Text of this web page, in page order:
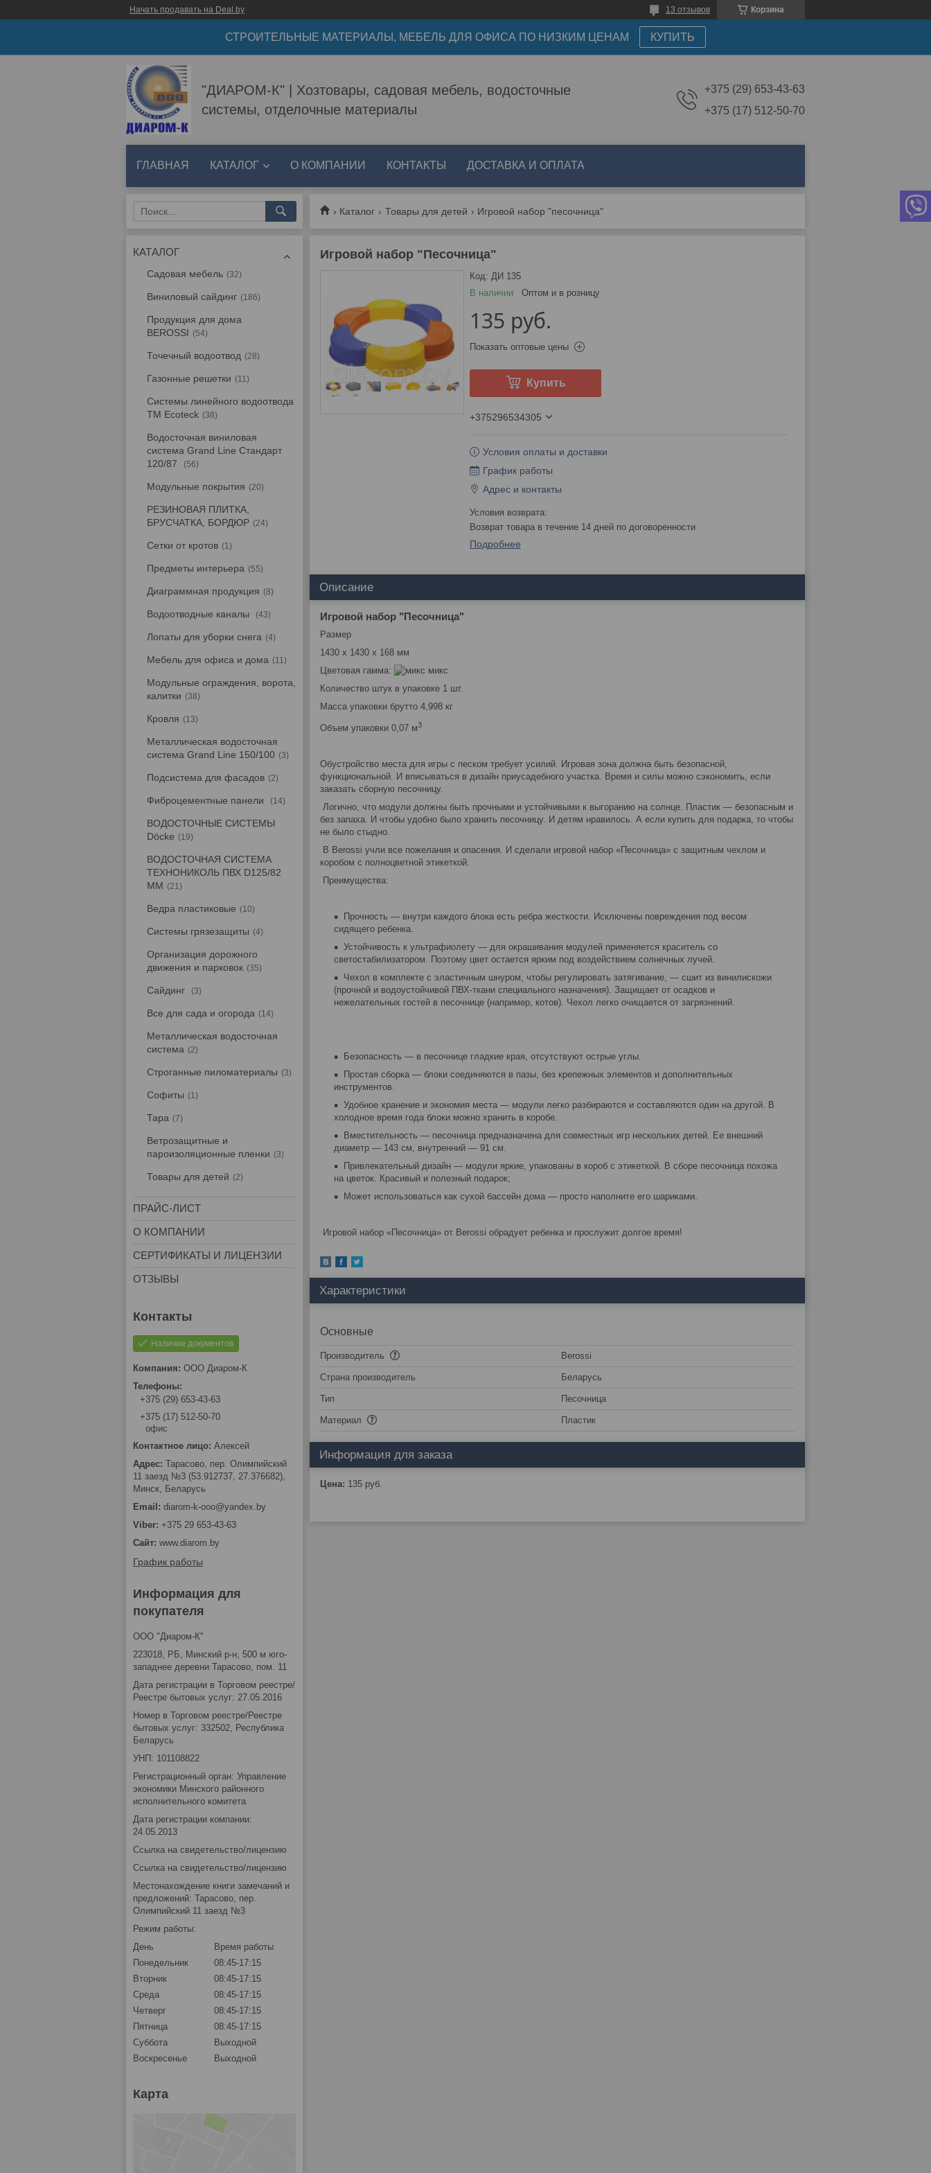
Начать продавать на Deal.by Корзина
13 отзывов
СТРОИТЕЛЬНЫЕ МАТЕРИАЛЫ, МЕБЕЛЬ ДЛЯ ОФИСА ПО НИЗКИМ ЦЕНАМ КУПИТЬ
"ДИАРОМ-К" | Хозтовары, садовая мебель, водосточные
системы, отделочные материалы
+375 (29) 653-43-63
+375 (17) 512-50-70
ГЛАВНАЯ КАТАЛОГ О КОМПАНИИ КОНТАКТЫ ДОСТАВКА И ОПЛАТА
Каталог Товары для детей Игровой набор "песочница"
Игровой набор "Песочница"
В наличии Оптом и в розницу
Код: ДИ 135
135 руб.
Показать оптовые цены
Купить
+375296534305
Условия оплаты и доставки
График работы
Адрес и контакты
возврат товара в течение 14 дней по договоренности
Подробнее
Описание
Игровой набор "Песочница"
Размер
1430 х 1430 х 168 мм
Цветовая гамма:
микс
Количество штук в упаковке 1 шт.
Масса упаковки брутто 4,998 кг
Объем упаковки 0,07 м3
Обустройство места для игры с песком требует усилий. Игровая зона должна быть безопасной,
функциональной. И вписываться в дизайн приусадебного участка. Время и силы можно сэкономить, если
заказать сборную песочницу.
Логично, что модули должны быть прочными и устойчивыми к выгоранию на солнце. Пластик — безопасным и
без запаха. И чтобы удобно было хранить песочницу. И детям нравилось. А если купить для подарка, то чтобы
не было стыдно.
В Berossi учли все пожелания и опасения. И сделали игровой набор «Песочница» с защитным чехлом и
коробом с полноцветной этикеткой.
Преимущества:
Прочность — внутри каждого блока есть ребра жесткости. Исключены повреждения под весом
сидящего ребенка.
Устойчивость к ультрафиолету — для окрашивания модулей применяется краситель со
светостабилизатором. Поэтому цвет остается ярким под воздействием солнечных лучей.
Чехол в комплекте с эластичным шнуром, чтобы регулировать затягивание, — сшит из винилискожи
(прочной и водоустойчивой ПВХ-ткани специального назначения). Защищает от осадков и
нежелательных гостей в песочнице (например, котов). Чехол легко очищается от загрязнений.
Безопасность — в песочнице гладкие края, отсутствуют острые углы.
Простая сборка — блоки соединяются в пазы, без крепежных элементов и дополнительных
инструментов.
Удобное хранение и экономия места — модули легко разбираются и составляются один на другой. В
холодное время года блоки можно хранить в коробе.
Вместительность — песочница предназначена для совместных игр нескольких детей. Ее внешний
диаметр — 143 см, внутренний — 91 см.
Привлекательный дизайн — модули яркие, упакованы в короб с этикеткой. В сборе песочница похожа
на цветок. Красивый и полезный подарок;
Может использоваться как сухой бассейн дома — просто наполните его шариками.
Игровой набор «Песочница» от Berossi обрадует ребенка и прослужит долгое время!
Характеристики
Основные
Производитель Berossi
Страна производитель Беларусь
Тип Песочница
Материал Пластик
Информация для заказа
Цена: 135 руб.
КАТАЛОГ
Садовая мебель 32
Виниловый сайдинг 186
Продукция для дома
BEROSSI
54
Точечный водоотвод 28
Газонные решетки 11
Системы линейного водоотвода
TM Ecoteck
38
Водосточная виниловая
система Grand Line Стандарт
120/87
56
Модульные покрытия 20
РЕЗИНОВАЯ ПЛИТКА,
БРУСЧАТКА, БОРДЮР
24
Сетки от кротов 1
Предметы интерьера 55
Диаграммная продукция 8
Водоотводные каналы 43
Лопаты для уборки снега 4
Мебель для офиса и дома 11
Модульные ограждения, ворота,
калитки
38
Кровля 13
Металлическая водосточная
система Grand Line 150/100
3
Подсистема для фасадов 2
Фиброцементные панели 14
ВОДОСТОЧНЫЕ СИСТЕМЫ
Döcke
19
ВОДОСТОЧНАЯ СИСТЕМА
ТЕХНОНИКОЛЬ ПВХ D125/82
ММ
21
Ведра пластиковые 10
Системы грязезащиты 4
Организация дорожного
движения и парковок
35
Сайдинг 3
Все для сада и огорода 14
Металлическая водосточная
система
2
Строганные пиломатериалы 3
Софиты 1
Тара 7
Ветрозащитные и
пароизоляционные пленки
3
Товары для детей 2
ПРАЙС-ЛИСТ
О КОМПАНИИ
СЕРТИФИКАТЫ И ЛИЦЕНЗИИ
ОТЗЫВЫ
Наличие документов
ООО Диаром-К
+375 (29) 653-43-63
+375 (17) 512-50-70
офис
Алексей
Тарасово, пер. Олимпийский
11 заезд №3 (53.912737, 27.376682),
Минск, Беларусь
diarom-k-ooo@yandex.by
+375 29 653-43-63
www.diarom.by
График работы
Информация для
покупателя
ООО "Диаром-К"
223018, РБ, Минский р-н, 500 м юго-
западнее деревни Тарасово, пом. 11
Дата регистрации в Торговом реестре/
Реестре бытовых услуг: 27.05.2016
Номер в Торговом реестре/Реестре
бытовых услуг: 332502, Республика
Беларусь
УНП: 101108822
Регистрационный орган: Управление
экономики Минского районного
исполнительного комитета
Дата регистрации компании:
24.05.2013
Ссылка на свидетельство/лицензию
Ссылка на свидетельство/лицензию
Местонахождение книги замечаний и
предложений: Тарасово, пер.
Олимпийский 11 заезд №3
Режим работы:
День
Время работы
Понедельник
08:45-17:15
Вторник
08:45-17:15
Среда
08:45-17:15
Четверг
08:45-17:15
Пятница
08:45-17:15
Суббота
Выходной
Воскресенье
Выходной
Карта